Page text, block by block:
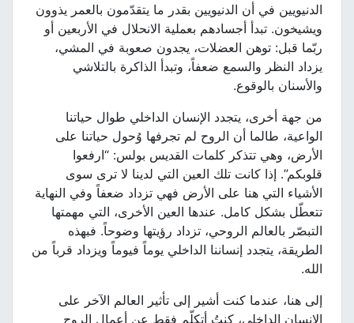
الدنيويين في أن الدنيويين بقدر ما يتقدّمون بالعمر يذوون
ويشيخون. تبدأ أجسادهم بعملية الانحلال في الأربعين أو
ربّما قبل: توهن العضلات، يجدون صعوبة في المشي،
يزداد النظر والسمع ضعفاً، وتبدأ الذاكرة بالتلاشي
والأسنان بالوقوع.
من جهة أخرى، يتجدد الإنسان الداخلي طوال حياتنا
الواعية، طالما أن الروح لم تجرفها وُحول حياتنا على
الأرض، وهي تتذكر كلمات القديس بولس: “ارفعوا
قلوبكم”. إذا كانت تلك العين التي لدينا لا ترى سوى
الأشياء التي هنا على الأرض فهي تزداد ضعفاً وفي النهاية
تتعطّل بشكل كامل. عندها العين الأخرى، التي مهمتها
التبصّر بالعالم الروحي، تزداد رؤيتها وضوحاً. فبهذه
الطريقة، يتجدد إنساننا الداخلي يوماً فيوماً ويزداد قرباً من
الله.
إلى هنا، عندما كنت أشير إلى تأثير العالم الآخر على
الإنسان الداخلي، كنتُ أتكلّم فقط عن أعمال الروح